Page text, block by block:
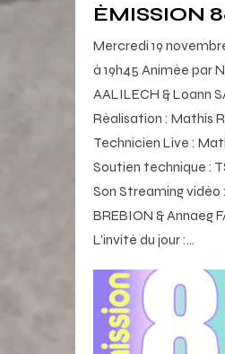
ÉMISSION
Mercredi 19
à 19h45 Animée par
AALILECH & Loann
Réalisation : Mathis
Technicien Live :
Soutien technique :
Son Streaming vidéo
BREBION & Annaeg
L'invité du jour :…